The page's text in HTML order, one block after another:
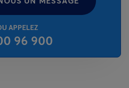
APPELEZ
96 900